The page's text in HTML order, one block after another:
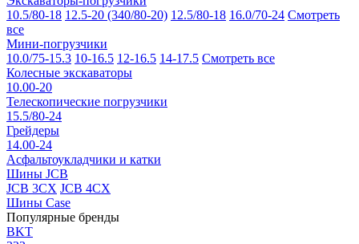
10.5/80-18 12.5-20 (340/80-20) 12.5/80-18 16.0/70-24 Смотреть
все
Мини-погрузчики
10.0/75-15.3 10-16.5 12-16.5 14-17.5 Смотреть все
Колесные экскаваторы
10.00-20
Телескопические погрузчики
15.5/80-24
Грейдеры
14.00-24
Асфальтоукладчики и катки
Шины JCB
JCB 3CX JCB 4CX
Шины Case
Популярные бренды
BKT